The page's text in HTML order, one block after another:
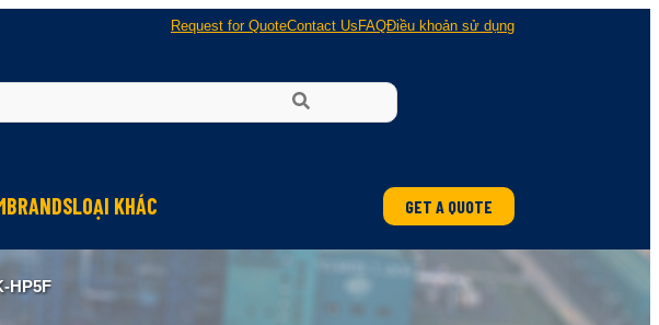
Request for QuoteContact Us FAQĐiều khoản sử dụng
BRANDS
Oriental Motor
LOẠI KHÁC
Đèn phòng nổ
GET A QUOTE
HP5F